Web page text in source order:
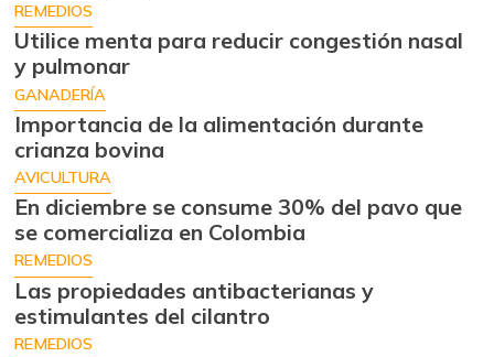
REMEDIOS
Utilice menta para reducir congestión nasal
y pulmonar
GANADERÍA
Importancia de la alimentación durante
crianza bovina
AVICULTURA
En diciembre se consume 30% del pavo que
se comercializa en Colombia
REMEDIOS
Las propiedades antibacterianas y
estimulantes del cilantro
REMEDIOS